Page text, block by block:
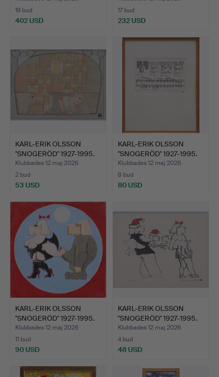
19 bud
402 USD
17 bud
232 USD
KARL-ERIK OLSSON
"SNOGERÖD" 1927-1995.
AKV…
Klubbades 12 maj 2026
2 bud
53 USD
KARL-ERIK OLSSON
"SNOGERÖD" 1927-1995.
TRY…
Klubbades 12 maj 2026
8 bud
80 USD
KARL-ERIK OLSSON
"SNOGERÖD" 1927-1995.
OLJ…
Klubbades 12 maj 2026
11 bud
90 USD
KARL-ERIK OLSSON
"SNOGERÖD" 1927-1995.
SER…
Klubbades 12 maj 2026
4 bud
48 USD